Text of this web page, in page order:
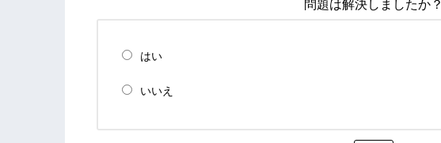
問題は解決しましたか？
はい
いいえ